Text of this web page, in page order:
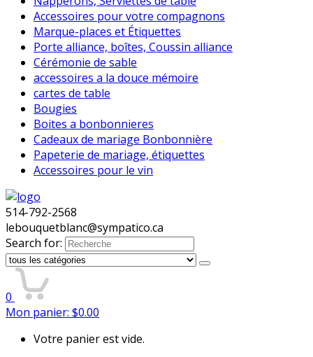
Accessoires pour votre compagnons
Marque-places et Étiquettes
Porte alliance, boîtes, Coussin alliance
Cérémonie de sable
accessoires a la douce mémoire
cartes de table
Bougies
Boites a bonbonnieres
Cadeaux de mariage Bonbonnière
Papeterie de mariage, étiquettes
Accessoires pour le vin
514-792-2568
lebouquetblanc@sympatico.ca
Search for:
0
Mon panier: $0.00
Votre panier est vide.